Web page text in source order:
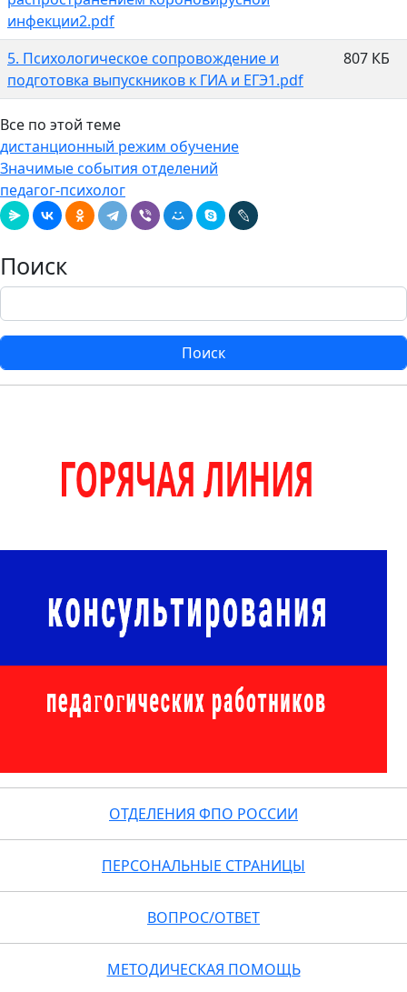
инфекции2.pdf
5. Психологическое сопровождение и
подготовка выпускников к ГИА и ЕГЭ1.pdf
807 КБ
Все по этой теме
дистанционный режим обучение
Значимые события отделений
педагог-психолог
Поиск
Поиск
ОТДЕЛЕНИЯ ФПО РОССИИ
ПЕРСОНАЛЬНЫЕ СТРАНИЦЫ
ВОПРОС/ОТВЕТ
МЕТОДИЧЕСКАЯ ПОМОЩЬ